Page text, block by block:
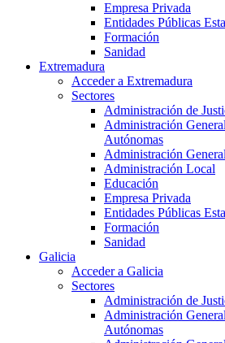
Empresa Privada
Entidades Públicas
Formación
Sanidad
Extremadura
Acceder a Extremadura
Sectores
Administración de
Administración
Autónomas
Administración
Administración Local
Educación
Empresa Privada
Entidades Públicas
Formación
Sanidad
Galicia
Acceder a Galicia
Sectores
Administración de
Administración
Autónomas